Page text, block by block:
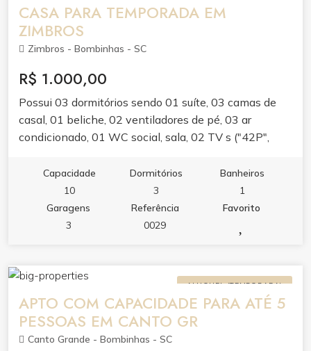
CASA PARA TEMPORADA EM
ZIMBROS
Zimbros - Bombinhas - SC
R$ 1.000,00
Possui 03 dormitórios sendo 01 suíte, 03 camas de
casal, 01 beliche, 02 ventiladores de pé, 03 ar
condicionado, 01 WC social, sala, 02 TV s ("42P",
para 03 carros, cisterna. Cama para 08 pessoas + 01
colchão de casal. Aproximadamente 300 metros do
mar. Taxa de limpeza R$ 200,00.
Capacidade
10
Dormitórios
3
Banheiros
1
Garagens
3
Referência
0029
Favorito
ALUGUEL (TEMPORADA)
APTO COM CAPACIDADE PARA ATÉ 5
PESSOAS EM CANTO GR
Canto Grande - Bombinhas - SC